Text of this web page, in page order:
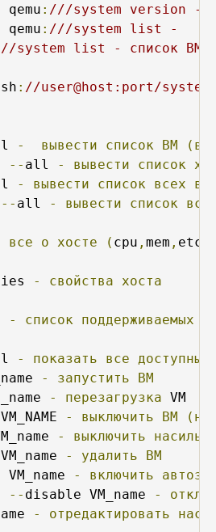
: ///system version -
: ///system list -
system list - список ВМ
: //user@host:port/system
- вывести список ВМ
-- all - вывести список
- вывести список всех
-- all - вывести список
все о хосте ( cpu , mem , etc
- свойства хоста
- список поддерживаемых
- показать все
доступные
- запустить
ВМ
- перезагрузка VM
- выключить ВМ
- выключить
- удалить
ВМ
- включить
-- disable VM_name -
- отредактировать